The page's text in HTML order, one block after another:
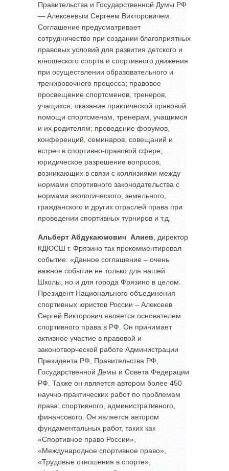
Правительства и Государственной Думы РФ
— Алексеевым Сергеем Викторовичем.
Соглашение предусматривает
сотрудничество при создании благоприятных
правовых условий для развития детского и
юношеского спорта и спортивного движения
при осуществлении образовательного и
тренировочного процесса; правовое
просвещение спортсменов, тренеров,
учащихся; оказание практической правовой
помощи спортсменам, тренерам, учащимся
и их родителям; проведение форумов,
конференций, семинаров, совещаний и
встреч в спортивно-правовой сфере;
юридическое разрешение вопросов,
возникающих в связи с коллизиями между
нормами спортивного законодательства с
нормами экологического, земельного,
гражданского и других отраслей права при
проведении спортивных турниров и т.д.
Альберт Абдукаюмович Алиев , директор
КДЮСШ г. Фрязино так прокомментировал
событие: «Данное соглашение – очень
важное событие не только для нашей
Школы, но и для города Фрязино в целом.
Президент Национального объединения
спортивных юристов России – Алексеев
Сергей Викторович является основателем
спортивного права в РФ. Он принимает
активное участие в правовой и
законотворческой работе Администрации
Президента РФ, Правительства РФ,
Государственной Демы и Совета Федерации
РФ. Также он является автором более 450
научно-практических работ по проблемам
права: спортивного, административного,
финансового. Он является автором
фундаментальных работ, таких как
«Спортивное право России»,
«Международное спортивное право»,
«Трудовые отношения в спорте»,